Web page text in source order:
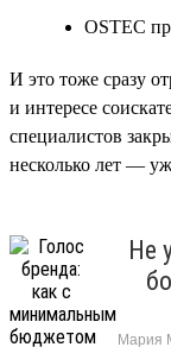
OSTEC
И это тоже сразу
и интересе
специалистов
несколько лет —
Не
Мария